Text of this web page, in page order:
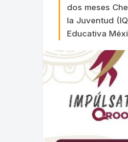
dos meses
la Juventud
Educativa